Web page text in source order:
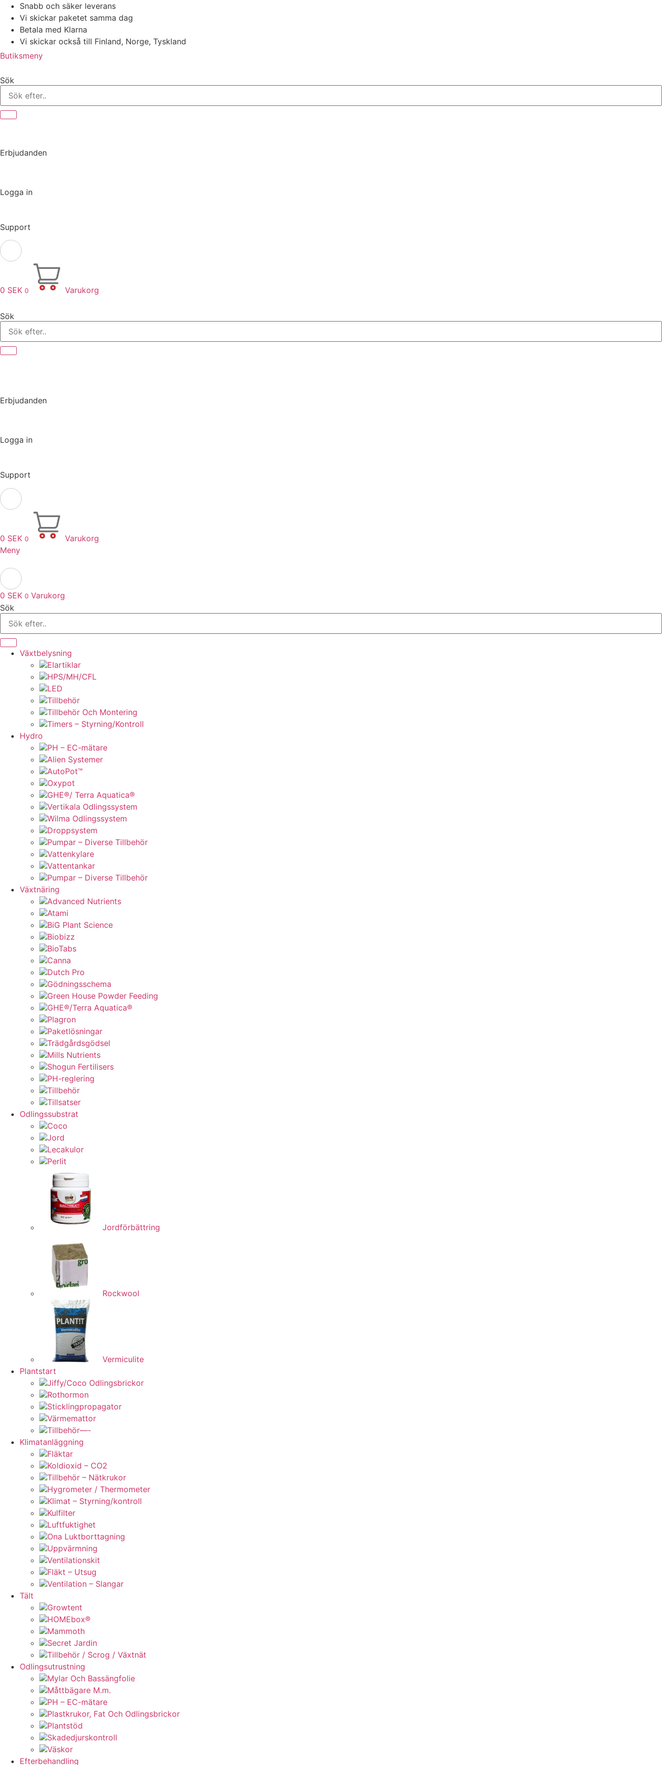
Hoppa
innehåll
Snabb och säker leverans
Vi skickar paketet samma dag
Betala med Klarna
Vi skickar också till Finland, Norge, Tyskland
Butiksmeny
Sök
Erbjudanden
Logga in
Support
0 SEK 0 Varukorg
Sök
Erbjudanden
Logga in
Support
0 SEK 0
Varukorg
Meny
0 SEK 0 Varukorg
Sök
Växtbelysning
Elartiklar
HPS/MH/CFL
LED
Tillbehör
Tillbehör Och Montering
Timers – Styrning/Kontroll
Hydro
PH – EC-mätare
Alien Systemer
AutoPot™
Oxypot
GHE®/ Terra Aquatica®
Vertikala Odlingssystem
Wilma Odlingssystem
Droppsystem
Pumpar – Diverse Tillbehör
Vattenkylare
Vattentankar
Pumpar – Diverse Tillbehör
Växtnäring
Advanced Nutrients
Atami
BiG Plant Science
Biobizz
BioTabs
Canna
Dutch Pro
Gödningsschema
Green House Powder Feeding
GHE®/Terra Aquatica®
Plagron
Paketlösningar
Trädgårdsgödsel
Mills Nutrients
Shogun Fertilisers
PH-reglering
Tillbehör
Tillsatser
Odlingssubstrat
Coco
Jord
Lecakulor
Perlit
Jordförbättring
Rockwool
Vermiculite
Plantstart
Jiffy/Coco Odlingsbrickor
Rothormon
Sticklingpropagator
Värmemattor
Tillbehör—-
Klimatanläggning
Fläktar
Koldioxid – CO2
Tillbehör – Nätkrukor
Hygrometer / Thermometer
Klimat – Styrning/kontroll
Kulfilter
Luftfuktighet
Ona Luktborttagning
Uppvärmning
Ventilationskit
Fläkt – Utsug
Ventilation – Slangar
Tält
Growtent
HOMEbox®
Mammoth
Secret Jardin
Tillbehör / Scrog / Växtnät
Odlingsutrustning
Mylar Och Bassängfolie
Måttbägare M.m.
PH – EC-mätare
Plastkrukor, Fat Och Odlingsbrickor
Plantstöd
Skadedjurskontroll
Väskor
Efterbehandling